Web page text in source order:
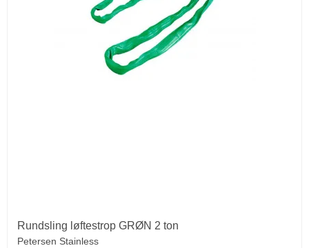
Rundsling løftestrop GRØN 2 ton
Petersen Stainless